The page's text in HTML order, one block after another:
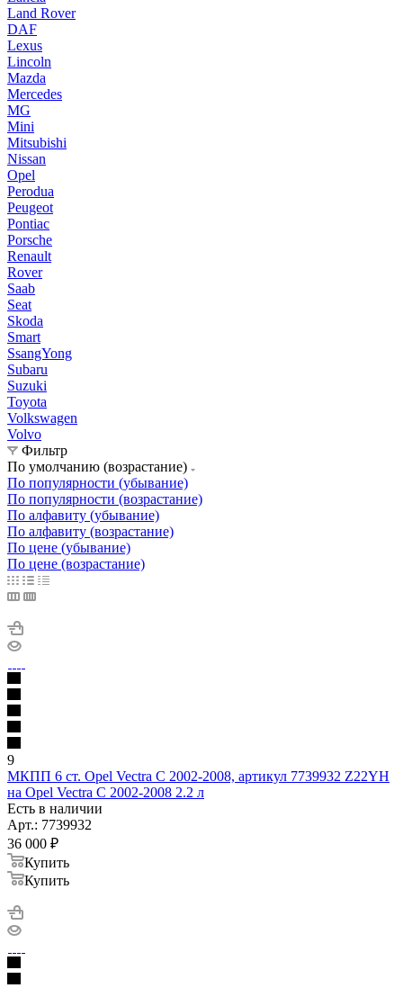
Land Rover
DAF
Lexus
Lincoln
Mazda
Mercedes
MG
Mini
Mitsubishi
Nissan
Opel
Perodua
Peugeot
Pontiac
Porsche
Renault
Rover
Saab
Seat
Skoda
Smart
SsangYong
Subaru
Suzuki
Toyota
Volkswagen
Volvo
Фильтр
По умолчанию (возрастание)
По популярности (убывание)
По популярности (возрастание)
По алфавиту (убывание)
По алфавиту (возрастание)
По цене (убывание)
По цене (возрастание)
9
МКПП 6 ст. Opel Vectra C 2002-2008, артикул 7739932 Z22YH
на Opel Vectra C 2002-2008 2.2 л
Есть в наличии
Арт.: 7739932
36 000 ₽
Купить
Купить